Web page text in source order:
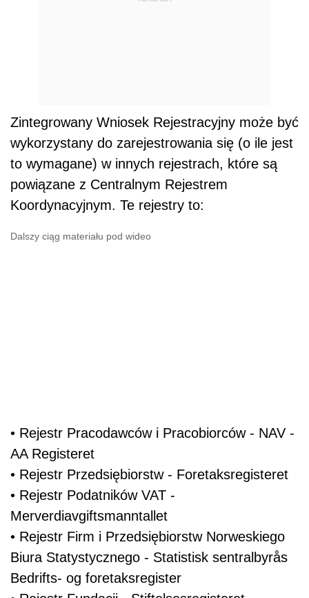
Zintegrowany Wniosek Rejestracyjny może być
wykorzystany do zarejestrowania się (o ile jest
to wymagane) w innych rejestrach, które są
powiązane z Centralnym Rejestrem
Koordynacyjnym. Te rejestry to:
Dalszy ciąg materiału pod wideo
• Rejestr Pracodawców i Pracobiorców - NAV -
AA Registeret
• Rejestr Przedsiębiorstw - Foretaksregisteret
• Rejestr Podatników VAT -
Merverdiavgiftsmanntallet
• Rejestr Firm i Przedsiębiorstw Norweskiego
Biura Statystycznego - Statistisk sentralbyrås
Bedrifts- og foretaksregister